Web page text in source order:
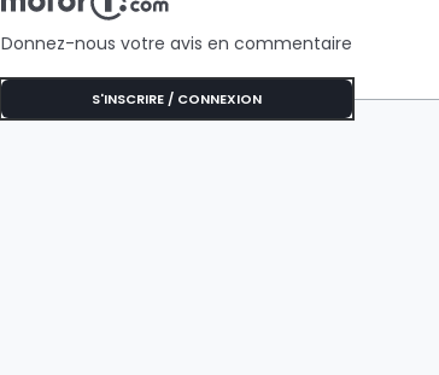
Donnez-nous votre avis en commentaire
S'INSCRIRE / CONNEXION